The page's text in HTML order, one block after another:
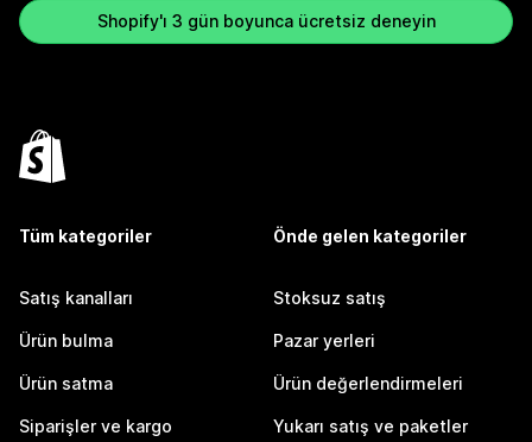
Shopify'ı 3 gün boyunca ücretsiz deneyin
Tüm kategoriler
Satış kanalları
Ürün bulma
Ürün satma
Siparişler ve kargo
Önde gelen kategoriler
Stoksuz satış
Pazar yerleri
Ürün değerlendirmeleri
Yukarı satış ve paketler